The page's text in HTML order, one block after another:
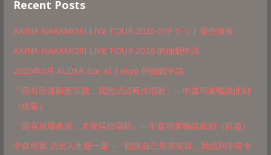
Recent Posts
AKINA NAKAMORI LIVE TOUR 2026 のチケット発売情報
AKINA NAKAMORI LIVE TOUR 2026 的抽籤申請
2026年5月 ALDEA Bar at Tokyo 的抽籤申請
「因有歌迷願意等我，我想試試再次唱歌」─ 中森明菜暢談此刻
（後篇）
「因有現場表演，才覺得想唱歌」─ 中森明菜暢談此刻（前篇）
中森明菜 活出人生新一章 –「能讓自己展露笑容，我感到非常幸